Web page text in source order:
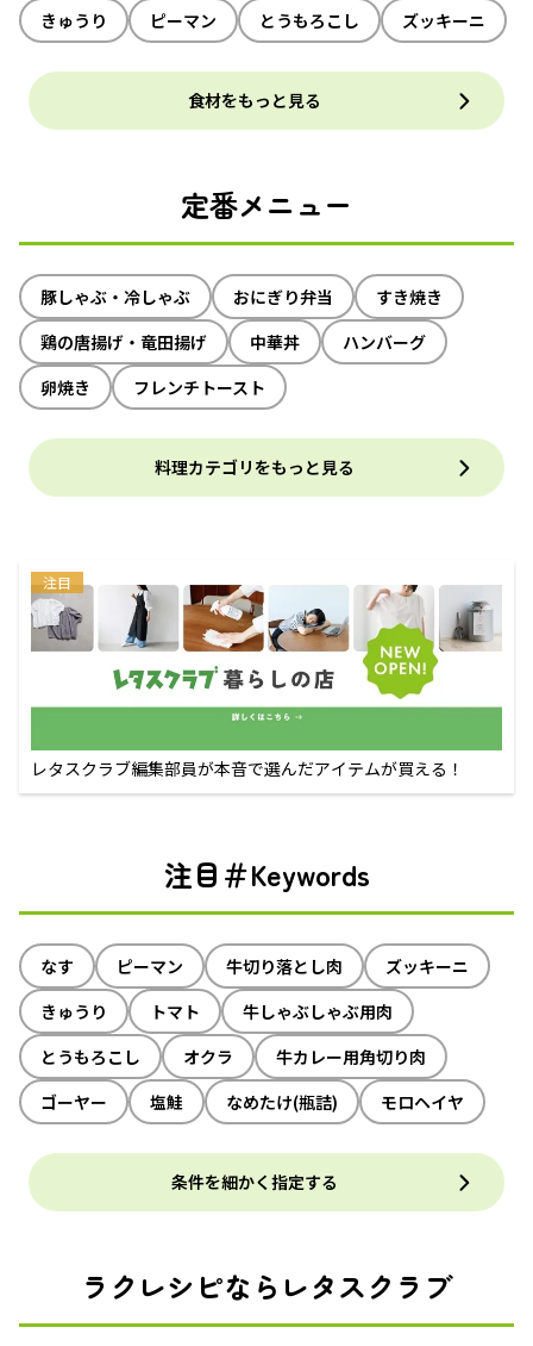
きゅうり ピーマン とうもろこし ズッキーニ
食材をもっと見る
定番メニュー
豚しゃぶ・冷しゃぶ おにぎり弁当
すき焼き
鶏の唐揚げ・竜田揚げ
中華丼
ハンバーグ
卵焼き
フレンチトースト
料理カテゴリをもっと見る
注目
レタスクラブ編集部員が本音で選んだアイテムが買える！
注目＃Keywords
なす ピーマン 牛切り落とし肉
ズッキーニ
きゅうり
トマト
牛しゃぶしゃぶ用肉
とうもろこし
オクラ
牛カレー用角切り肉
ゴーヤー
塩鮭 なめたけ(瓶詰) モロヘイヤ
条件を細かく指定する
ラクレシピならレタスクラブ